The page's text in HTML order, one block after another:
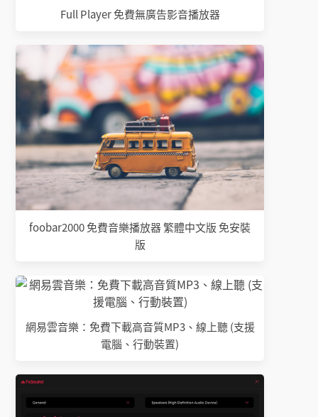
Full Player 免費無廣告影音播放器
foobar2000 免費音樂播放器 繁體中文版 免安裝
版
網易雲音樂：免費下載高音質MP3、線上聽 (支援
電腦、行動裝置)